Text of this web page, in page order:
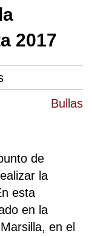
Bullas
2017
de
la
esta
en la
en el